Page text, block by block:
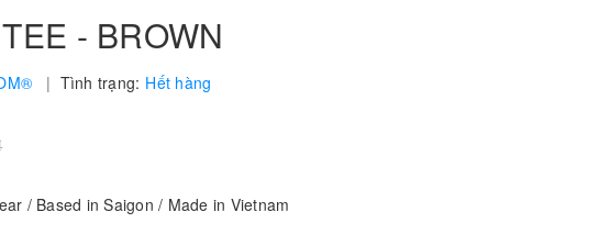
- BROWN
| Tình trạng: Hết hàng
/ Based in Saigon / Made in Vietnam